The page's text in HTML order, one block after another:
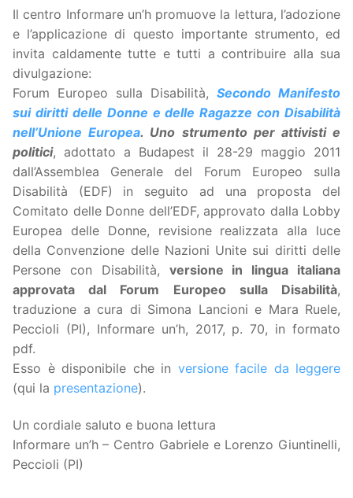
Il centro Informare un’h promuove la lettura, l’adozione
e l’applicazione di questo importante strumento, ed
invita caldamente tutte e tutti a contribuire alla sua
divulgazione:
Forum Europeo sulla Disabilità, Secondo Manifesto
sui diritti delle Donne e delle Ragazze con Disabilità
nell’Unione Europea. Uno strumento per attivisti e
politici, adottato a Budapest il 28-29 maggio 2011
dall’Assemblea Generale del Forum Europeo sulla
Disabilità (EDF) in seguito ad una proposta del
Comitato delle Donne dell’EDF, approvato dalla Lobby
Europea delle Donne, revisione realizzata alla luce
della Convenzione delle Nazioni Unite sui diritti delle
Persone con Disabilità, versione in lingua italiana
approvata dal Forum Europeo sulla Disabilità,
traduzione a cura di Simona Lancioni e Mara Ruele,
Peccioli (PI), Informare un’h, 2017, p. 70, in formato
pdf.
Esso è disponibile che in versione facile da leggere
(qui la presentazione).
Un cordiale saluto e buona lettura
Informare un’h – Centro Gabriele e Lorenzo Giuntinelli,
Peccioli (PI)